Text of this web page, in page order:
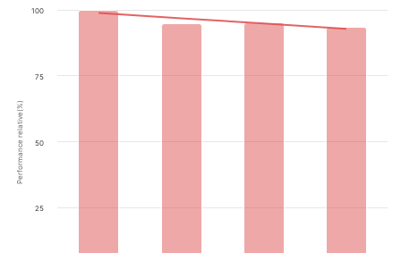
Performance relative(%)
25
50
75
100